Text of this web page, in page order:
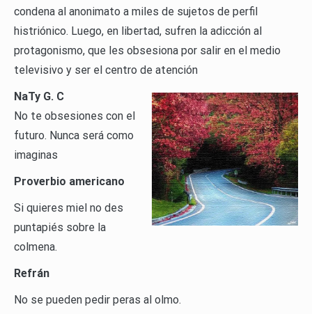
condena al anonimato a miles de sujetos de perfil
histriónico. Luego, en libertad, sufren la adicción al
protagonismo, que les obsesiona por salir en el medio
televisivo y ser el centro de atención
NaTy G. C
No te obsesiones con el
futuro. Nunca será como
imaginas
Proverbio americano
Si quieres miel no des
puntapiés sobre la
colmena.
Refrán
No se pueden pedir peras al olmo.